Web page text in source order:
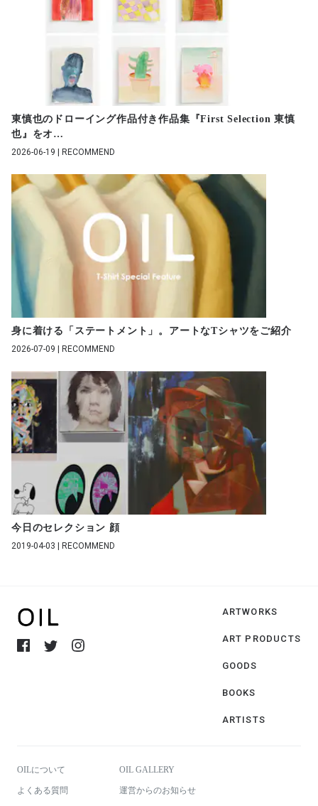
東慎也のドローイング作品付き作品集『First Selection 東慎
也』をオ …
2026-06-19 | RECOMMEND
身に着ける「ステートメント」。アートなTシャツをご紹介
2026-07-09 | RECOMMEND
今日のセレクション 顔
2019-04-03 | RECOMMEND
ARTWORKS
ART PRODUCTS
GOODS
BOOKS
ARTISTS
OILについて OIL GALLERY
よくある質問 運営からのお知らせ